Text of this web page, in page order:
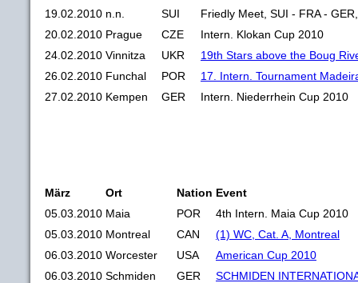
19.02.2010 n.n. SUI
Friedly Meet, SUI - FRA -
20.02.2010 Prague CZE
Intern. Klokan Cup 2010
24.02.2010 Vinnitza UKR
19th Stars above the Boug
26.02.2010 Funchal POR
17. Intern. Tournament
27.02.2010 Kempen GER Intern. Niederrhein Cup 2010
März Ort Nation Event
05.03.2010 Maia POR
4th Intern. Maia Cup 2010
05.03.2010 Montreal CAN
(1) WC, Cat. A, Montreal
06.03.2010 Worcester USA
American Cup 2010
06.03.2010 Schmiden GER
SCHMIDEN